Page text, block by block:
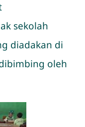
sekolah
diadakan di
oleh